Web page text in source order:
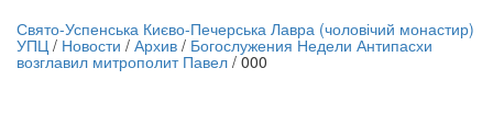
трансляция | 12 сентября
трансляции
Свято-Успенська Києво-Печерська Лавра (чоловічий монастир)
УПЦ / Новости / Архив / Богослужения Недели Антипасхи
возглавил митрополит Павел /000